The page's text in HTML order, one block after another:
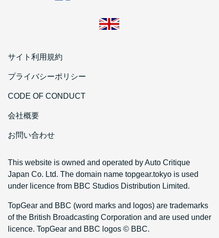
サイト利用規約
プライバシーポリシー
CODE OF CONDUCT
会社概要
お問い合わせ
This website is owned and operated by Auto Critique
Japan Co. Ltd. The domain name topgear.tokyo is used
under licence from BBC Studios Distribution Limited.
TopGear and BBC (word marks and logos) are trademarks
of the British Broadcasting Corporation and are used under
licence. TopGear and BBC logos © BBC.